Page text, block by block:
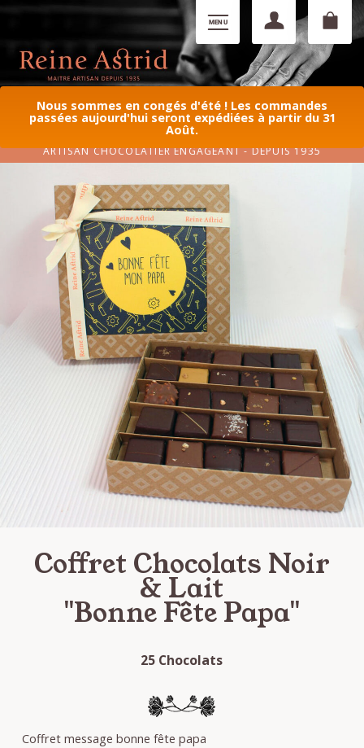
Nous sommes en congés d'été ! Les commandes
passées aujourd'hui seront expédiées à partir du 31
Août.
ARTISAN CHOCOLATIER ENGAGEANT - DEPUIS 1935
Coffret Chocolats Noir
& Lait
"Bonne Fête Papa"
25 Chocolats
Coffret message bonne fête papa